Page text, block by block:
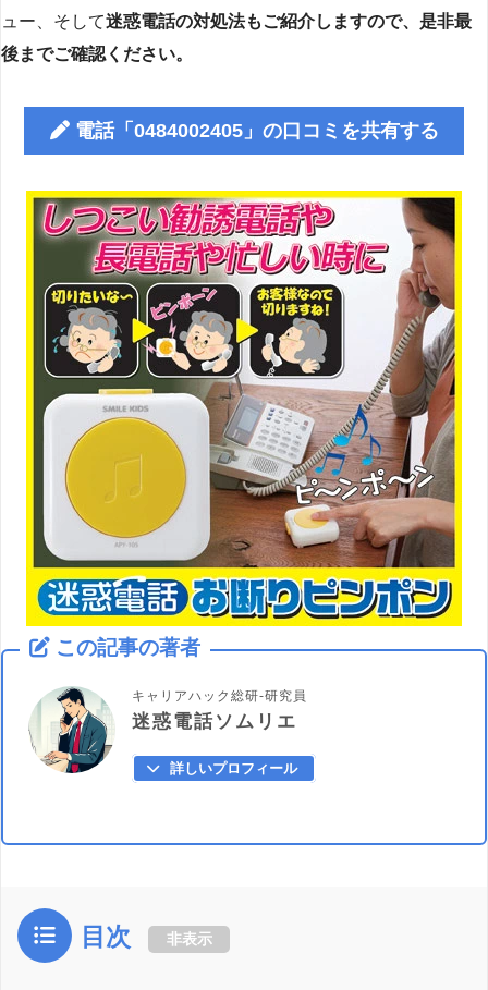
ュー、そして迷惑電話の対処法もご紹介しますので、是非最
後までご確認ください。
電話「0484002405」の口コミを共有する
この記事の著者
キャリアハック総研-研究員
迷惑電話ソムリエ
詳しいプロフィール
目次 非表示